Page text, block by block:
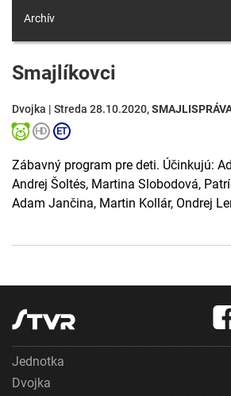
Archív
Smajlíkovci
Dvojka | Streda 28.10.2020,
Zábavný program pre deti. Účinkujú:
Andrej Šoltés, Martina Slobodová,
Adam Jančina, Martin Kollár, Ondrej
Jednotka
Dvojka